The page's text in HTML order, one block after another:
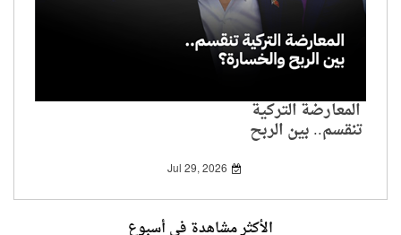
المعارضة التركية
تنقسم.. بين الربح
Jul 29, 2026
الأكثر مشاهدة في أسبوع